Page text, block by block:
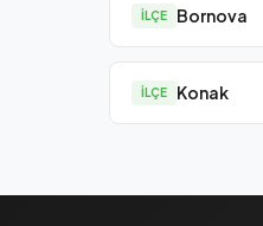
İLÇE Bornova
İLÇE Konak